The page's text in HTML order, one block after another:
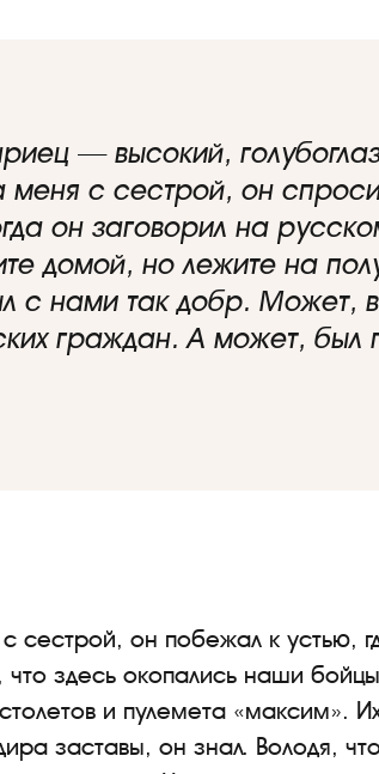
— высокий,
с сестрой, он
он заговорил на
домой, но лежите на
с нами так добр. Может,
граждан. А может, был
сестрой, он побежал к устью,
здесь окопались наши
и пулемета «максим».
заставы, он знал. Володя,